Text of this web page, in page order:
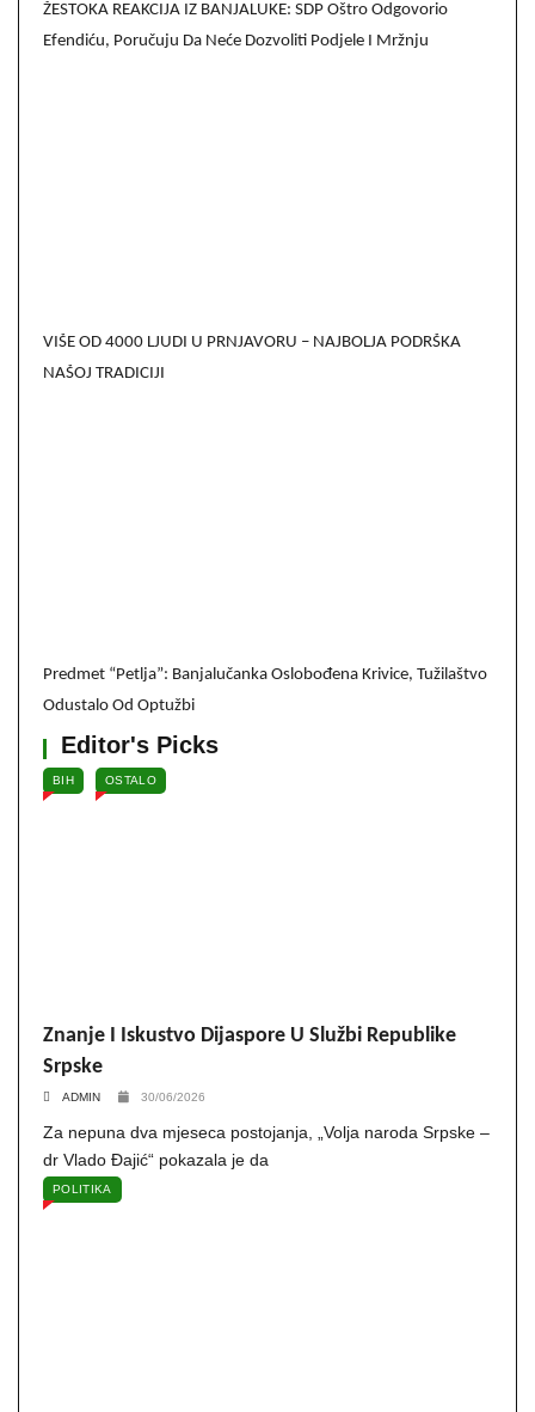
ŽESTOKA REAKCIJA IZ BANJALUKE: SDP Oštro Odgovorio
Efendiću, Poručuju Da Neće Dozvoliti Podjele I Mržnju
VIŠE OD 4000 LJUDI U PRNJAVORU – NAJBOLJA PODRŠKA
NAŠOJ TRADICIJI
Predmet “Petlja”: Banjalučanka Oslobođena Krivice, Tužilaštvo
Odustalo Od Optužbi
Editor's Picks
BIH OSTALO
Znanje I Iskustvo Dijaspore U Službi Republike
Srpske
ADMIN 30/06/2026
Za nepuna dva mjeseca postojanja, „Volja naroda Srpske –
dr Vlado Đajić“ pokazala je da
POLITIKA